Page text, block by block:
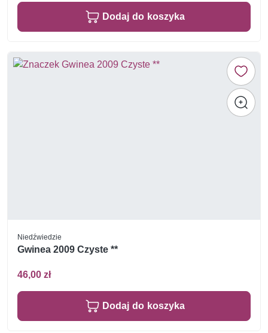
Dodaj do koszyka
Niedźwiedzie
Gwinea 2009 Czyste **
46,00 zł
Dodaj do koszyka